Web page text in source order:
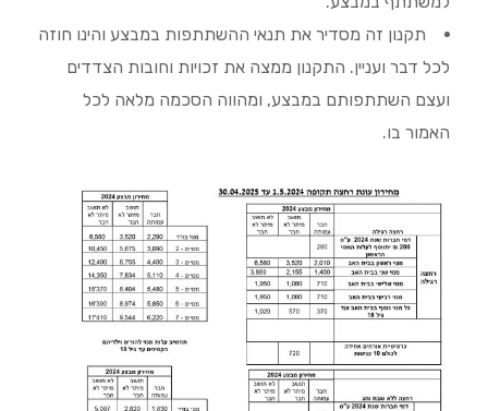
תקנון זה מסדיר את תנאי ההשתתפות במבצע והינו חוזה
לכל דבר ועניין. התקנון ממצה את זכויות וחובות הצדדים
ועצם השתתפותם במבצע, ומהווה הסכמה מלאה לכל
האמור בו.